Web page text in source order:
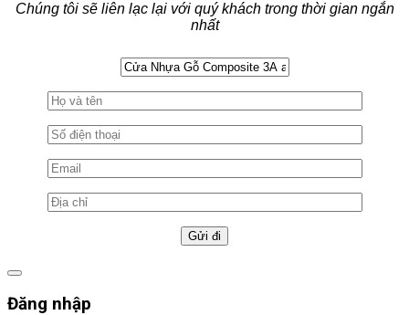
Chúng tôi sẽ liên lạc lại với quý khách trong thời gian ngắn
nhất
Đăng nhập